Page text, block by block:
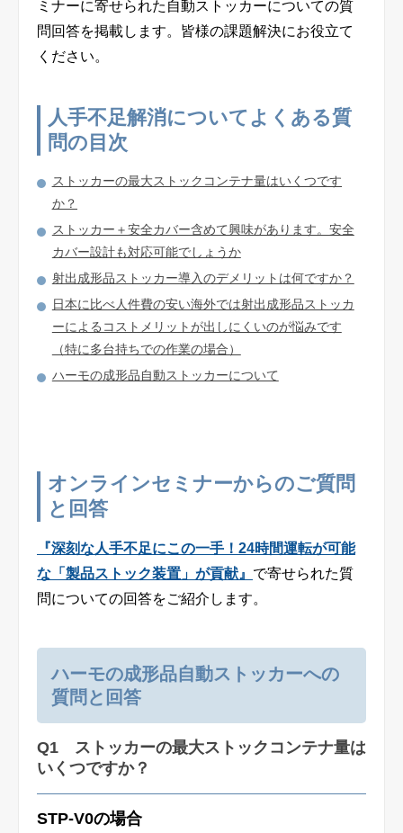
企業サイト
プライバシーポリシー
ミナーに寄せられた自動ストッカーについての質
問回答を掲載します。皆様の課題解決にお役立て
ください。
人手不足解消についてよくある質
問の目次
ストッカーの最大ストックコンテナ量はいくつです
か？
ストッカー＋安全カバー含めて興味があります。安全
カバー設計も対応可能でしょうか
射出成形品ストッカー導入のデメリットは何ですか？
日本に比べ人件費の安い海外では射出成形品ストッカ
ーによるコストメリットが出しにくいのが悩みです
（特に多台持ちでの作業の場合）
ハーモの成形品自動ストッカーについて
オンラインセミナーからのご質問
と回答
『深刻な人手不足にこの一手！24時間運転が可能
な「製品ストック装置」が貢献』 で寄せられた質
問についての回答をご紹介します。
ハーモの成形品自動ストッカーへの
質問と回答
Q1 ストッカーの最大ストックコンテナ量は
いくつですか？
STP-V0の場合